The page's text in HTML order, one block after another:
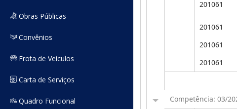
Obras Públicas
Convênios
Frota de Veículos
Carta de Serviços
Quadro Funcional